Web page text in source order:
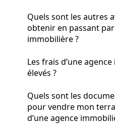
Quels sont les autres
obtenir en passant
immobilière ?
Les frais d’une
élevés ?
Quels sont les
pour vendre mon
d’une agence